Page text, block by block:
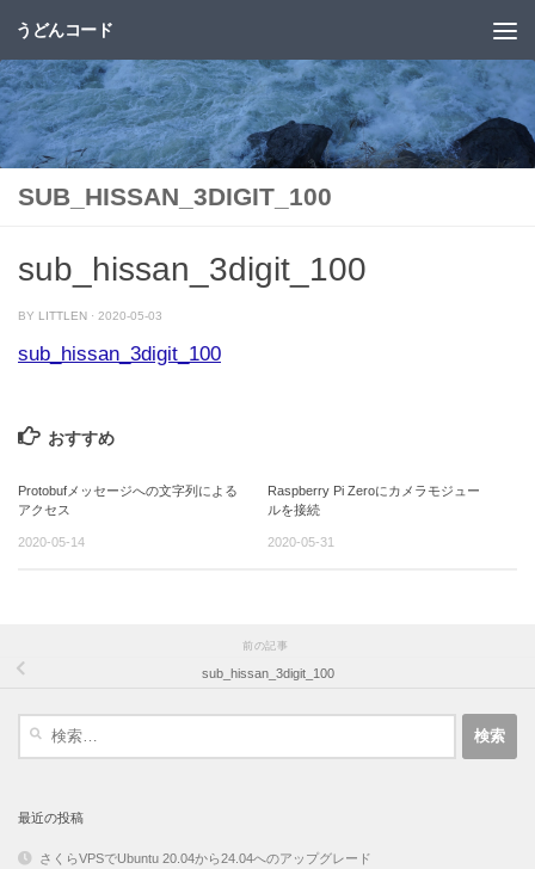
コンテンツへスキップ
うどんコード
SUB_HISSAN_3DIGIT_100
sub_hissan_3digit_100
BY LITTLEN · 2020-05-03
sub_hissan_3digit_100
おすすめ
Protobufメッセージへの文字列による
アクセス
2020-05-14
Raspberry Pi Zeroにカメラモジュー
ルを接続
2020-05-31
前の記事
sub_hissan_3digit_100
最近の投稿
さくらVPSでUbuntu 20.04から24.04へのアップグレード